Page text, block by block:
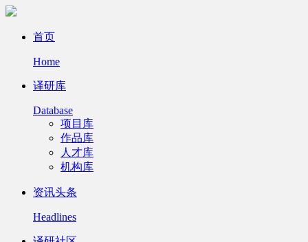
首页
Home
译研库
Database
项目库
作品库
人才库
机构库
资讯头条
Headlines